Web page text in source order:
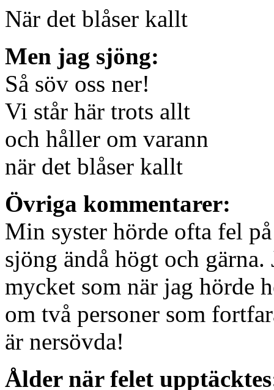
När det blåser kallt
Men jag sjöng:
Så söv oss ner!
Vi står här trots allt
och håller om varann
när det blåser kallt
Övriga kommentarer:
Min syster hörde ofta fel
sjöng ändå högt och
mycket som när jag hörde
om två personer som
är nersövda!
Ålder när felet